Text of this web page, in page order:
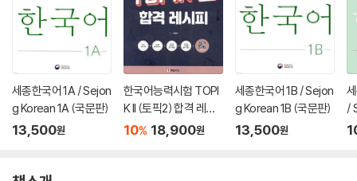
세종한국어 1A / Sejon
g Korean 1A (국문판)
13,500원
한국어능력시험 TOPI
K II (토픽2) 합격 레시
피
10% 18,900원
세종한국어 1B / Sejon
g Korean 1B (국문판)
13,500원
/